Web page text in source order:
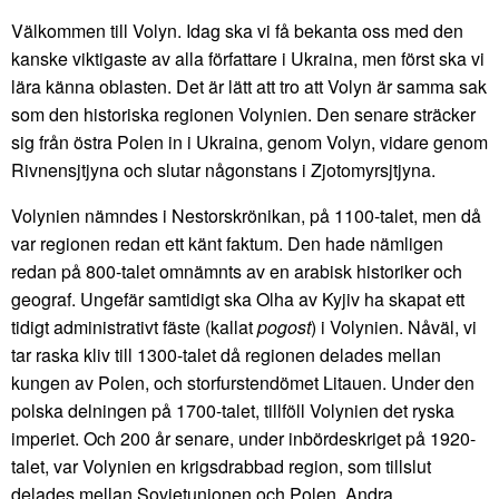
Välkommen till Volyn. Idag ska vi få bekanta oss med den
kanske viktigaste av alla författare i Ukraina, men först ska vi
lära känna oblasten. Det är lätt att tro att Volyn är samma sak
som den historiska regionen Volynien. Den senare sträcker
sig från östra Polen in i Ukraina, genom Volyn, vidare genom
Rivnensjtjyna och slutar någonstans i Zjotomyrsjtjyna.
Volynien nämndes i Nestorskrönikan, på 1100-talet, men då
var regionen redan ett känt faktum. Den hade nämligen
redan på 800-talet omnämnts av en arabisk historiker och
geograf. Ungefär samtidigt ska Olha av Kyjiv ha skapat ett
tidigt administrativt fäste (kallatpogost) i Volynien. Nåväl, vi
tar raska kliv till 1300-talet då regionen delades mellan
kungen av Polen, och storfurstendömet Litauen. Under den
polska delningen på 1700-talet, tillföll Volynien det ryska
imperiet. Och 200 år senare, under inbördeskriget på 1920-
talet, var Volynien en krigsdrabbad region, som tillslut
delades mellan Sovjetunionen och Polen. Andra